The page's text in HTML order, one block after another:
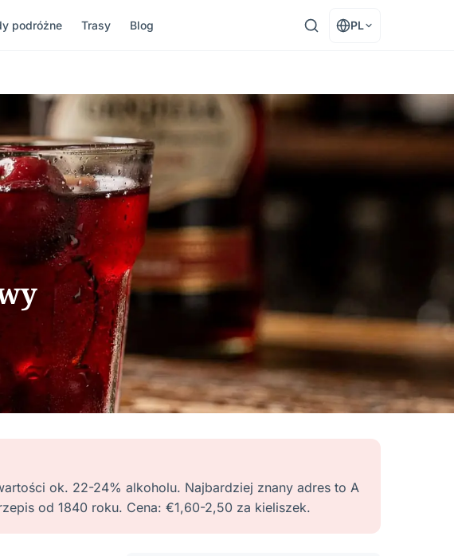
podróżne Trasy Blog PL
ok. 22-24% alkoholu. Najbardziej znany adres to A
od 1840 roku. Cena: €1,60-2,50 za kieliszek.